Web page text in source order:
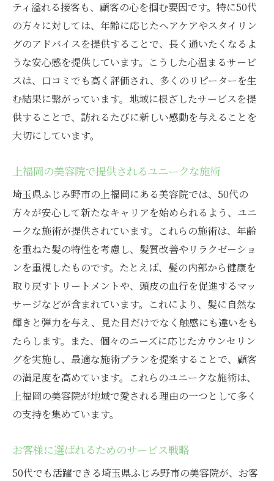
ティ溢れる接客も、顧客の心を掴む要因です。特に50代
の方々に対しては、年齢に応じたヘアケアやスタイリン
グのアドバイスを提供することで、長く通いたくなるよ
うな安心感を提供しています。こうした心温まるサービ
スは、口コミでも高く評価され、多くのリピーターを生
む結果に繋がっています。地域に根ざしたサービスを提
供することで、訪れるたびに新しい感動を与えることを
大切にしています。
上福岡の美容院で提供されるユニークな施術
埼玉県ふじみ野市の上福岡にある美容院では、50代の
方々が安心して新たなキャリアを始められるよう、ユニ
ークな施術が提供されています。これらの施術は、年齢
を重ねた髪の特性を考慮し、髪質改善やリラクゼーショ
ンを重視したものです。たとえば、髪の内部から健康を
取り戻すトリートメントや、頭皮の血行を促進するマッ
サージなどが含まれています。これにより、髪に自然な
輝きと弾力を与え、見た目だけでなく触感にも違いをも
たらします。また、個々のニーズに応じたカウンセリン
グを実施し、最適な施術プランを提案することで、顧客
の満足度を高めています。これらのユニークな施術は、
上福岡の美容院が地域で愛される理由の一つとして多く
の支持を集めています。
お客様に選ばれるためのサービス戦略
50代でも活躍できる埼玉県ふじみ野市の美容院が、お客